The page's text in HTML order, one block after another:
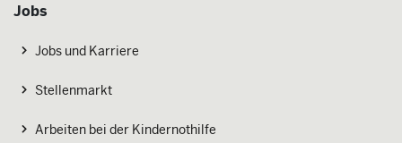
Jobs
Jobs und Karriere
Stellenmarkt
Arbeiten bei der Kindernothilfe